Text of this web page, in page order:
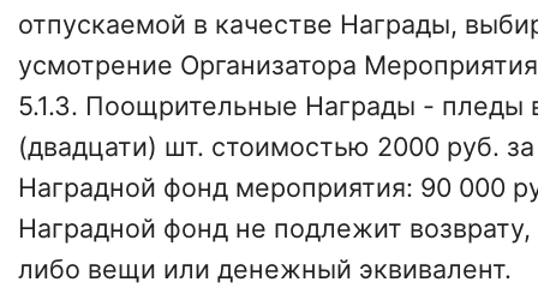
отпускаемой в качестве Награды,
усмотрение Организатора
5.1.3. Поощрительные Награды - пледы
(двадцати) шт. стоимостью 2000 руб.
Наградной фонд мероприятия: 90 000
Наградной фонд не подлежит
либо вещи или денежный эквивалент.